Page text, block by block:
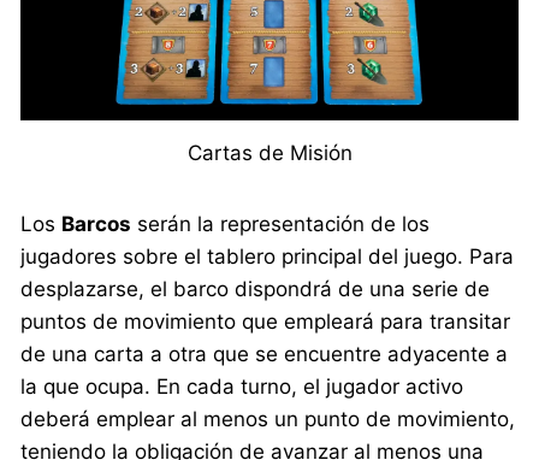
Cartas de Misión
Los Barcos serán la representación de los
jugadores sobre el tablero principal del juego. Para
desplazarse, el barco dispondrá de una serie de
puntos de movimiento que empleará para transitar
de una carta a otra que se encuentre adyacente a
la que ocupa. En cada turno, el jugador activo
deberá emplear al menos un punto de movimiento,
teniendo la obligación de avanzar al menos una